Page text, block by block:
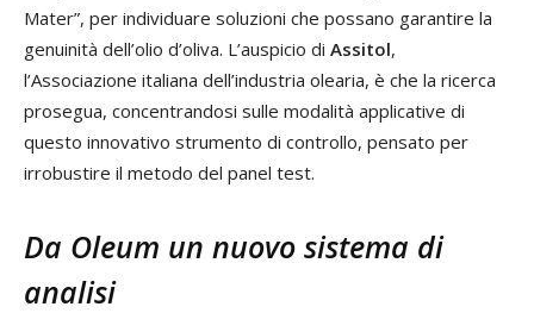
Mater”, per individuare soluzioni che possano garantire la
genuinità dell’olio d’oliva. L’auspicio di Assitol,
l’Associazione italiana dell’industria olearia, è che la ricerca
prosegua, concentrandosi sulle modalità applicative di
questo innovativo strumento di controllo, pensato per
irrobustire il metodo del panel test.
Da Oleum un nuovo sistema di
analisi